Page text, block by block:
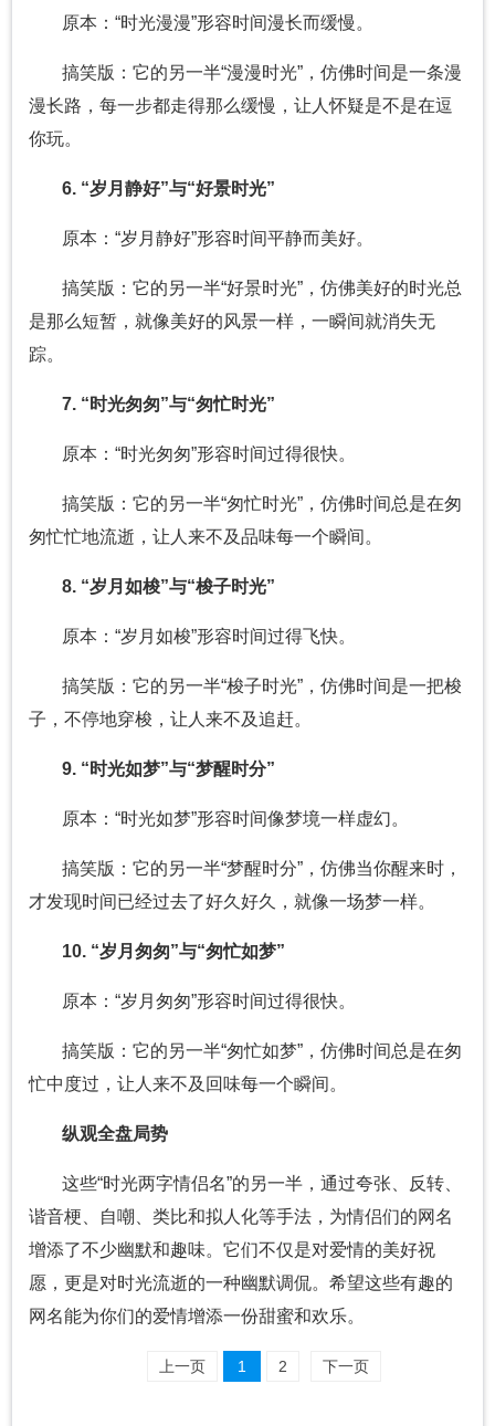
原本：“时光漫漫”形容时间漫长而缓慢。
搞笑版：它的另一半“漫漫时光”，仿佛时间是一条漫
漫长路，每一步都走得那么缓慢，让人怀疑是不是在逗
你玩。
6. “岁月静好”与“好景时光”
原本：“岁月静好”形容时间平静而美好。
搞笑版：它的另一半“好景时光”，仿佛美好的时光总
是那么短暂，就像美好的风景一样，一瞬间就消失无
踪。
7. “时光匆匆”与“匆忙时光”
原本：“时光匆匆”形容时间过得很快。
搞笑版：它的另一半“匆忙时光”，仿佛时间总是在匆
匆忙忙地流逝，让人来不及品味每一个瞬间。
8. “岁月如梭”与“梭子时光”
原本：“岁月如梭”形容时间过得飞快。
搞笑版：它的另一半“梭子时光”，仿佛时间是一把梭
子，不停地穿梭，让人来不及追赶。
9. “时光如梦”与“梦醒时分”
原本：“时光如梦”形容时间像梦境一样虚幻。
搞笑版：它的另一半“梦醒时分”，仿佛当你醒来时，
才发现时间已经过去了好久好久，就像一场梦一样。
10. “岁月匆匆”与“匆忙如梦”
原本：“岁月匆匆”形容时间过得很快。
搞笑版：它的另一半“匆忙如梦”，仿佛时间总是在匆
忙中度过，让人来不及回味每一个瞬间。
纵观全盘局势
这些“时光两字情侣名”的另一半，通过夸张、反转、
谐音梗、自嘲、类比和拟人化等手法，为情侣们的网名
增添了不少幽默和趣味。它们不仅是对爱情的美好祝
愿，更是对时光流逝的一种幽默调侃。希望这些有趣的
网名能为你们的爱情增添一份甜蜜和欢乐。
上一页 1 2 下一页